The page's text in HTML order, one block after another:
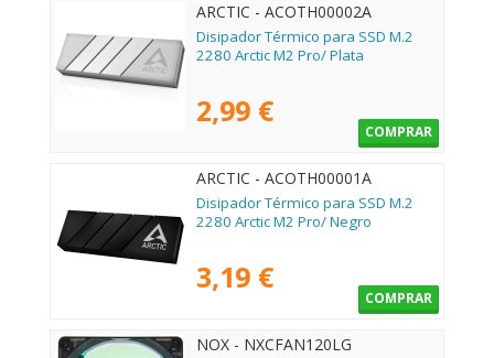
ARCTIC - ACOTH00002A
Disipador Térmico para SSD M.2
2280 Arctic M2 Pro/ Plata
2,99 €
COMPRAR
ARCTIC - ACOTH00001A
Disipador Térmico para SSD M.2
2280 Arctic M2 Pro/ Negro
3,19 €
COMPRAR
NOX - NXCFAN120LG